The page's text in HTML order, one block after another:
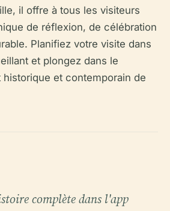
il offre à tous les visiteurs
de réflexion, de célébration
Planifiez votre visite dans
et plongez dans le
et contemporain de
complète dans l'app